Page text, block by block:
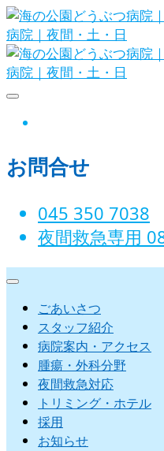
Skip
to
content
日
お問合せ
045 350 7038‬
夜間救急専用
ごあいさつ
スタッフ紹介
病院案内・アクセス
腫瘍・外科分野
夜間救急対応
トリミング・ホテル
採用
お知らせ